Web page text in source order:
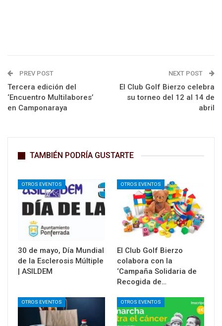
PREV POST
Tercera edición del
‘Encuentro Multilabores’
en Camponaraya
NEXT POST
El Club Golf Bierzo celebra
su torneo del 12 al 14 de
abril
TAMBIÉN PODRÍA GUSTARTE
OTROS EVENTOS
30 de mayo, Día Mundial
de la Esclerosis Múltiple
| ASILDEM
OTROS EVENTOS
El Club Golf Bierzo
colabora con la
‘Campaña Solidaria de
Recogida de…
OTROS EVENTOS OTROS EVENTOS